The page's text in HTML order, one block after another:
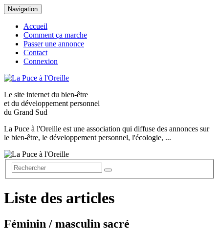
Navigation
Accueil
Comment ça marche
Passer une annonce
Contact
Connexion
Le site internet du bien-être
et du développement personnel
du Grand Sud
La Puce à l'Oreille est une association qui diffuse des annonces sur
le bien-être, le développement personnel, l'écologie, ...
Liste des articles
Féminin / masculin sacré